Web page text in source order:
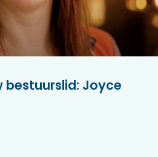
bestuurslid: Joyce